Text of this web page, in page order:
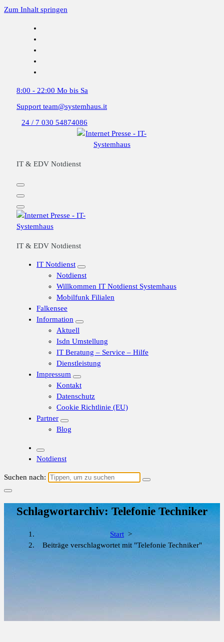
Zum Inhalt springen
8:00 - 22:00 Mo bis Sa
Support team@systemhaus.it
24 / 7 030 54874086
IT & EDV Notdienst
IT & EDV Notdienst
IT Notdienst
Notdienst
Willkommen IT Notdienst Systemhaus
Mobilfunk Filialen
Falkensee
Information
Aktuell
Isdn Umstellung
IT Beratung – Service – Hilfe
Dienstleistung
Impressum
Kontakt
Datenschutz
Cookie Richtlinie (EU)
Partner
Blog
Notdienst
Suchen nach:
Schlagwortarchiv: Telefonie Techniker
Start >
Beiträge verschlagwortet mit "Telefonie Techniker"